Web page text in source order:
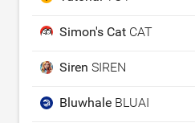
Simon's Cat CAT
Siren SIREN
Bluwhale BLUAI